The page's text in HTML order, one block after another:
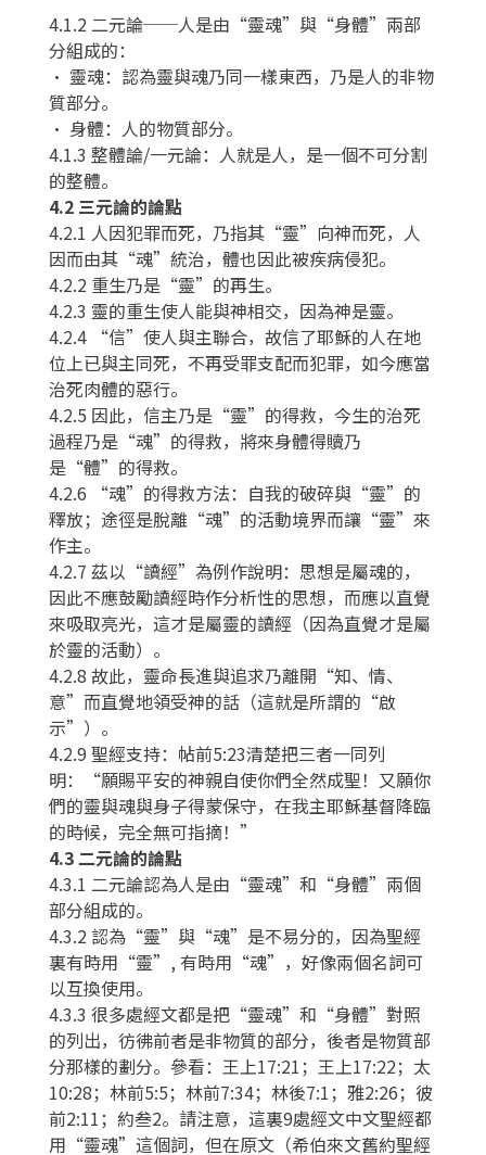
4.1.2 二元論──人是由“靈魂”與“身體”兩部
分組成的：
• 靈魂：認為靈與魂乃同一樣東西，乃是人的非物
質部分。
• 身體：人的物質部分。
4.1.3 整體論/一元論：人就是人，是一個不可分割
的整體。
4.2 三元論的論點
4.2.1 人因犯罪而死，乃指其“靈”向神而死，人
因而由其“魂”統治，體也因此被疾病侵犯。
4.2.2 重生乃是“靈”的再生。
4.2.3 靈的重生使人能與神相交，因為神是靈。
4.2.4 “信”使人與主聯合，故信了耶穌的人在地
位上已與主同死，不再受罪支配而犯罪，如今應當
治死肉體的惡行。
4.2.5 因此，信主乃是“靈”的得救，今生的治死
過程乃是“魂”的得救，將來身體得贖乃
是“體”的得救。
4.2.6 “魂”的得救方法：自我的破碎與“靈”的
釋放；途徑是脫離“魂”的活動境界而讓“靈”來
作主。
4.2.7 茲以“讀經”為例作說明：思想是屬魂的，
因此不應鼓勵讀經時作分析性的思想，而應以直覺
來吸取亮光，這才是屬靈的讀經（因為直覺才是屬
於靈的活動）。
4.2.8 故此，靈命長進與追求乃離開“知、情、
意”而直覺地領受神的話（這就是所謂的“啟
示”）。
4.2.9 聖經支持：帖前5:23清楚把三者一同列
明：“願賜平安的神親自使你們全然成聖！又願你
們的靈與魂與身子得蒙保守，在我主耶穌基督降臨
的時候，完全無可指摘！”
4.3 二元論的論點
4.3.1 二元論認為人是由“靈魂”和“身體”兩個
部分組成的。
4.3.2 認為“靈”與“魂”是不易分的，因為聖經
裏有時用“靈”, 有時用“魂”，好像兩個名詞可
以互換使用。
4.3.3 很多處經文都是把“靈魂”和“身體”對照
的列出，彷彿前者是非物質的部分，後者是物質部
分那樣的劃分。參看：王上17:21；王上17:22；太
10:28；林前5:5；林前7:34；林後7:1；雅2:26；彼
前2:11；約叁2。請注意，這裏9處經文中文聖經都
用“靈魂”這個詞，但在原文（希伯來文舊約聖經